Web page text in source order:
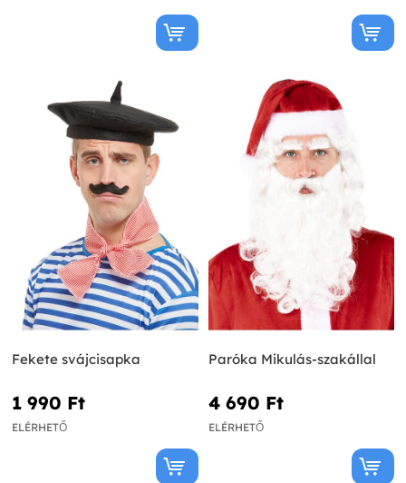
Fekete svájcisapka
1 990 Ft‎
ELÉRHETŐ
Paróka Mikulás-szakállal
4 690 Ft‎
ELÉRHETŐ